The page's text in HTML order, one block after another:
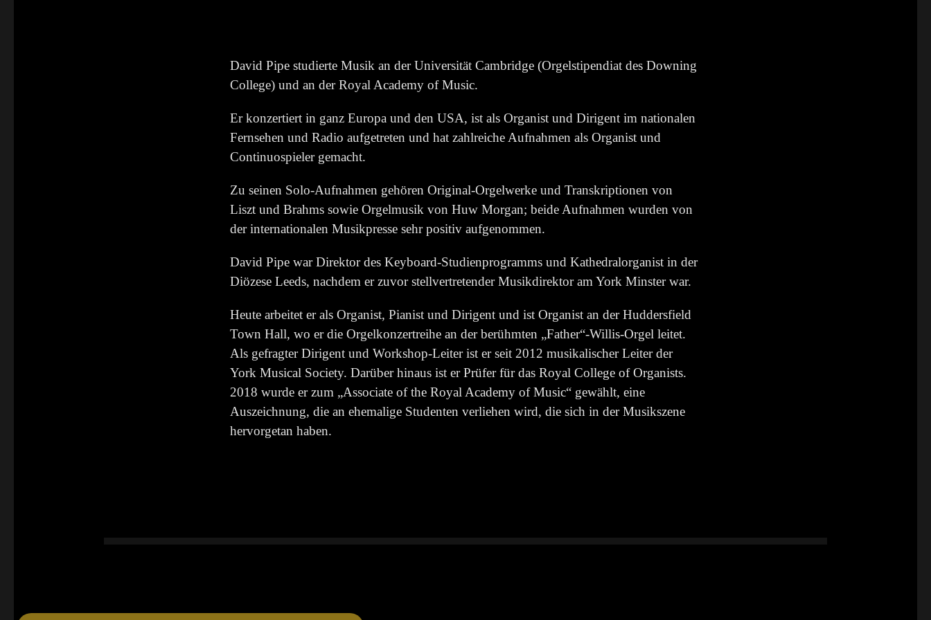
David Pipe studierte Musik an der Universität Cambridge (Orgelstipendiat des Downing
College) und an der Royal Academy of Music.
Er konzertiert in ganz Europa und den USA, ist als Organist und Dirigent im nationalen
Fernsehen und Radio aufgetreten und hat zahlreiche Aufnahmen als Organist und
Continuospieler gemacht.
Zu seinen Solo-Aufnahmen gehören Original-Orgelwerke und Transkriptionen von
Liszt und Brahms sowie Orgelmusik von Huw Morgan; beide Aufnahmen wurden von
der internationalen Musikpresse sehr positiv aufgenommen.
David Pipe war Direktor des Keyboard-Studienprogramms und Kathedralorganist in der
Diözese Leeds, nachdem er zuvor stellvertretender Musikdirektor am York Minster war.
Heute arbeitet er als Organist, Pianist und Dirigent und ist Organist an der Huddersfield
Town Hall, wo er die Orgelkonzertreihe an der berühmten „Father“-Willis-Orgel leitet.
Als gefragter Dirigent und Workshop-Leiter ist er seit 2012 musikalischer Leiter der
York Musical Society. Darüber hinaus ist er Prüfer für das Royal College of Organists.
2018 wurde er zum „Associate of the Royal Academy of Music“ gewählt, eine
Auszeichnung, die an ehemalige Studenten verliehen wird, die sich in der Musikszene
hervorgetan haben.